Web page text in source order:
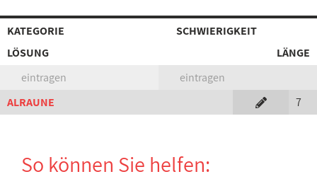
KATEGORIE
SCHWIERIGKEIT
LÖSUNG
LÄNGE
eintragen
eintragen
ALRAUNE
7
So können Sie helfen: